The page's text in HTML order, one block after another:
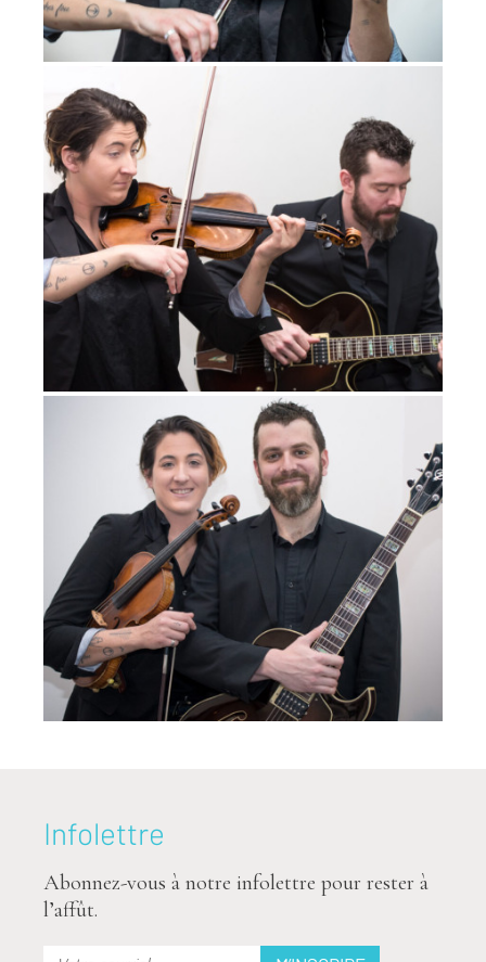
Infolettre
Abonnez-vous à notre infolettre pour rester à
l’affût.